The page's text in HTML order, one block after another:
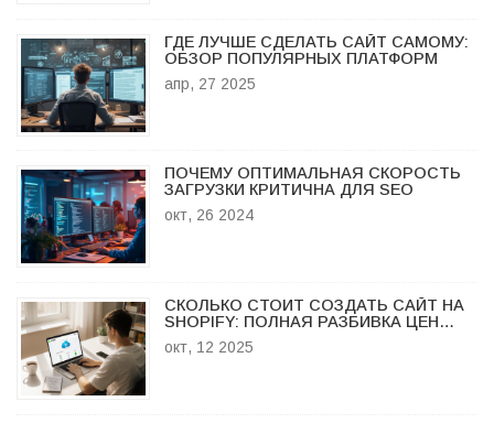
ГДЕ ЛУЧШЕ СДЕЛАТЬ САЙТ САМОМУ:
ОБЗОР ПОПУЛЯРНЫХ ПЛАТФОРМ
апр, 27 2025
ПОЧЕМУ ОПТИМАЛЬНАЯ СКОРОСТЬ
ЗАГРУЗКИ КРИТИЧНА ДЛЯ SEO
окт, 26 2024
СКОЛЬКО СТОИТ СОЗДАТЬ САЙТ НА
SHOPIFY: ПОЛНАЯ РАЗБИВКА ЦЕН
окт, 12 2025